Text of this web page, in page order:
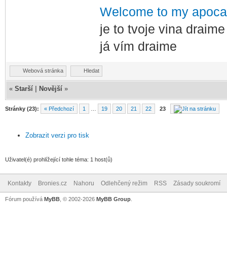
Welcome to my
je to tvoje vina draime
já vím draime
Webová stránka Hledat
« Starší Novější »
Stránky (23): « Předchozí 1 19 20 21 22 23
Zobrazit verzi pro tisk
Uživatel(é) prohlížející tohle téma: 1 host(ů)
Kontakty Bronies.cz Nahoru Odlehčený režim RSS Zásady soukromí
Fórum používá MyBB , © 2002-2026 MyBB Group